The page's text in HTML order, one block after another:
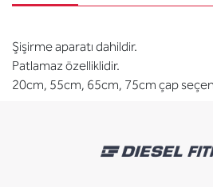
Şişirme aparatı dahildir.
Patlamaz özelliklidir.
20cm, 55cm, 65cm, 75cm çap